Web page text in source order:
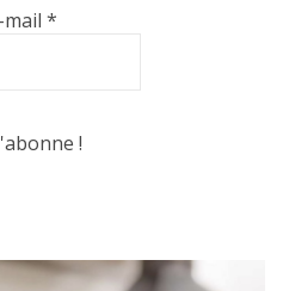
mail *